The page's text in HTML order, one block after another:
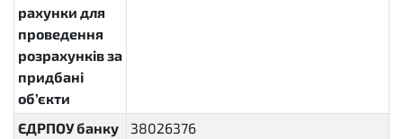
рахунки для
проведення
розрахунків за
придбані
об’єкти
ЄДРПОУ банку
38026376